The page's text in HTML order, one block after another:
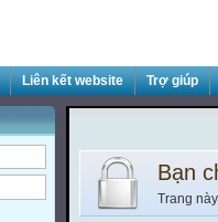
Liên kết website Trợ giúp
Bạn
Trang